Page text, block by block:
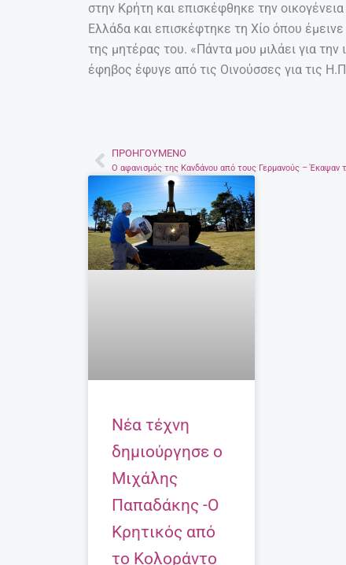
στην Κρήτη και επισκέφθηκε την
Ελλάδα και επισκέφτηκε τη Χίο όπου
της μητέρας του. «Πάντα μου μιλάει για
έφηβος έφυγε από τις Οινούσσες για τις
Prev
ΠΡΟΗΓΟΎΜΕΝΟ
Νέα τέχνη
δημιούργησε ο
Μιχάλης
Παπαδάκης -O
Κρητικός από
το Κολοράντο